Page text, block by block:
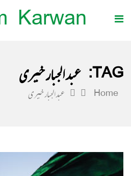
Karwan
TAG: عبدالجبار خیری
Home عبدالجبار خیری